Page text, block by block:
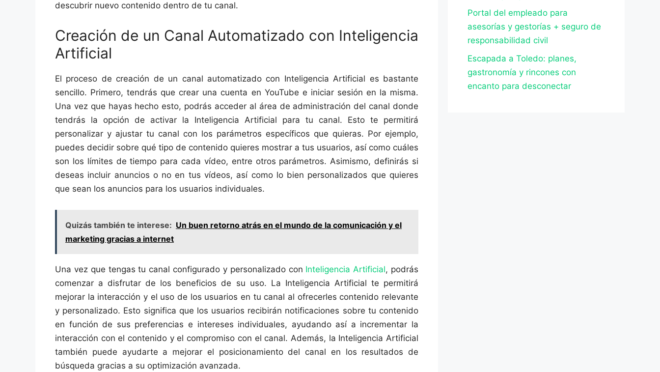
descubrir nuevo contenido dentro de tu canal.
Creación de un Canal Automatizado con Inteligencia
Artificial
El proceso de creación de un canal automatizado con Inteligencia Artificial es bastante
sencillo. Primero, tendrás que crear una cuenta en YouTube e iniciar sesión en la misma.
Una vez que hayas hecho esto, podrás acceder al área de administración del canal donde
tendrás la opción de activar la Inteligencia Artificial para tu canal. Esto te permitirá
personalizar y ajustar tu canal con los parámetros específicos que quieras. Por ejemplo,
puedes decidir sobre qué tipo de contenido quieres mostrar a tus usuarios, así como cuáles
son los límites de tiempo para cada vídeo, entre otros parámetros. Asimismo, definirás si
deseas incluir anuncios o no en tus vídeos, así como lo bien personalizados que quieres
que sean los anuncios para los usuarios individuales.
Quizás también te interese: Un buen retorno atrás en el mundo de la comunicación y el
marketing gracias a internet
Una vez que tengas tu canal configurado y personalizado con Inteligencia Artificial, podrás
comenzar a disfrutar de los beneficios de su uso. La Inteligencia Artificial te permitirá
mejorar la interacción y el uso de los usuarios en tu canal al ofrecerles contenido relevante
y personalizado. Esto significa que los usuarios recibirán notificaciones sobre tu contenido
en función de sus preferencias e intereses individuales, ayudando así a incrementar la
interacción con el contenido y el compromiso con el canal. Además, la Inteligencia Artificial
también puede ayudarte a mejorar el posicionamiento del canal en los resultados de
búsqueda gracias a su optimización avanzada.
Portal del empleado para
asesorías y gestorías + seguro de
responsabilidad civil
Escapada a Toledo: planes,
gastronomía y rincones con
encanto para desconectar